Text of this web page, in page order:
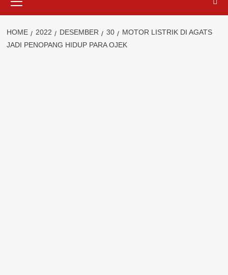
Menu
HOME 2022 DESEMBER 30
MOTOR LISTRIK DI AGATS
JADI PENOPANG HIDUP PARA OJEK